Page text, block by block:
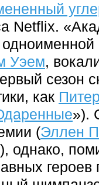
Netflix.
Уэем,
сезон
как
»).
(Эллен
), однако,
героев